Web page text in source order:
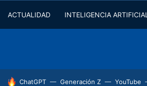
ACTUALIDAD INTELIGENCIA ARTIFICIAL
HOY SE HABLA DE
ChatGPT Generación Z YouTube